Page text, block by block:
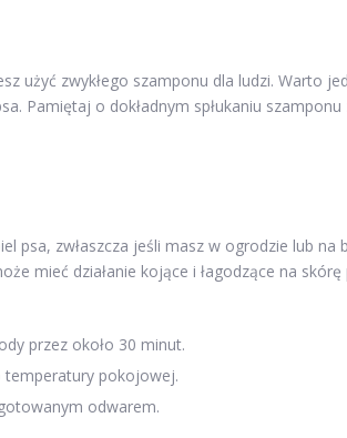
użyć zwykłego szamponu dla ludzi. Warto
Pamiętaj o dokładnym spłukaniu szamponu
psa, zwłaszcza jeśli masz w ogrodzie lub na
mieć działanie kojące i łagodzące na skórę
przez około 30 minut.
temperatury pokojowej.
odwarem.